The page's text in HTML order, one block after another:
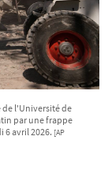
de l'Université de
par une frappe
6 avril 2026. [AP